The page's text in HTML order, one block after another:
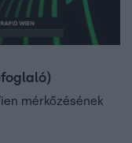
mérkőzésének